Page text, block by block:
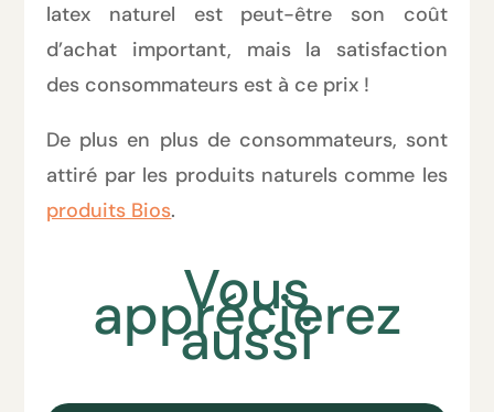
latex naturel est peut-être son coût
d’achat important, mais la satisfaction
des consommateurs est à ce prix !
De plus en plus de consommateurs, sont
attiré par les produits naturels comme les
produits Bios.
Vous
apprécierez
aussi